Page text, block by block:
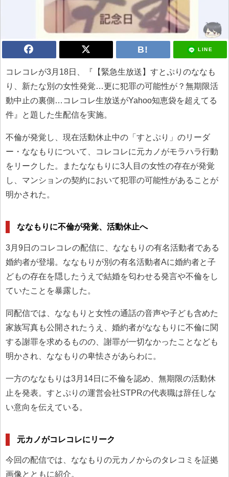
LINE
コレコレが3月18日、『【緊急生放送】すとぷりのななも
り、新たな別の女性発覚…更に犯罪の可能性が？無期限活
動中止の裏側…コレコレ生放送がYahoo知恵袋を超えてる
件』と題した生配信を実施。
不倫が発覚し、現在活動休止中の「すとぷり」のリーダ
ー・ななもりについて、コレコレに元カノがモラハラ行動
をリークした。またななもりに3人目の女性の存在が発覚
し、マンションの契約において犯罪の可能性があることが
明かされた。
ななもりに不倫が発覚、活動休止へ
3月9日のコレコレの配信に、ななもりの有名活動者である
婚約者が登場。ななもりが別の有名活動者Aに婚約者と子
どもの存在を隠したうえで結婚を匂わせる発言や不倫をし
ていたことを暴露した。
同配信では、ななもりと女性の通話の音声や子ども含めた
家族写真も公開されたうえ、婚約者がななもりに不倫に関
する謝罪を求めるものの、謝罪が一切なかったことなども
明かされ、ななもりの卑怯さがあらわに。
一方のななもりは3月14日に不倫を認め、無期限の活動休
止を発表。すとぷりの運営会社STPRの代表職は辞任しな
い意向を伝えている。
元カノがコレコレにリーク
今回の配信では、ななもりの元カノからのタレコミを証拠
画像とともに紹介。